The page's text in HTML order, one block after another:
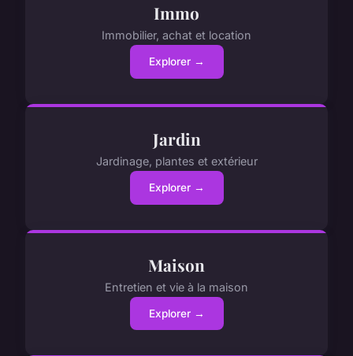
Immo
Immobilier, achat et location
Explorer →
Jardin
Jardinage, plantes et extérieur
Explorer →
Maison
Entretien et vie à la maison
Explorer →